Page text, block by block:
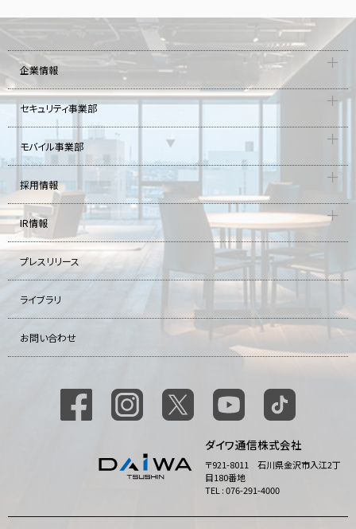
企業情報
セキュリティ事業部
モバイル事業部
採用情報
IR情報
プレスリリース
ライブラリ
お問い合わせ
ダイワ通信株式会社
〒921-8011 石川県金沢市入江2丁
目180番地
TEL : 076-291-4000